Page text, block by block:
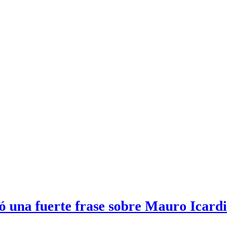
una fuerte frase sobre Mauro Icardi